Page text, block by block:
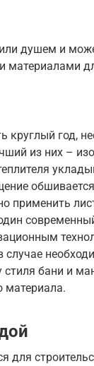
душем и
материалами
круглый год,
из них –
применить
стиля бани и
материала.
для